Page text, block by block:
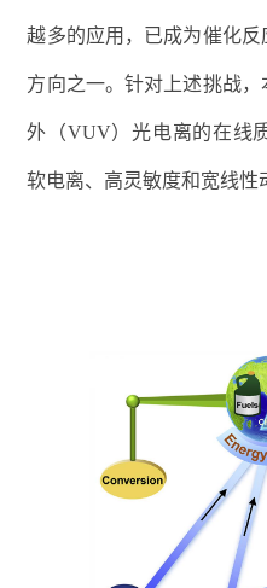
越多的应用，已成为催化
方向之一。针对 上述挑战，
外（VUV）光电离的在线
软电离、高灵敏度和宽线性